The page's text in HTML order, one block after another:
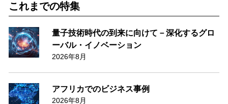
これまでの特集
量子技術時代の到来に向けて－深化するグロ
ーバル・イノベーション
2026年8月
アフリカでのビジネス事例
2026年8月